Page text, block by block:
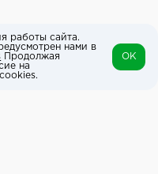
работы сайта.
нами в
Продолжая
на
OK